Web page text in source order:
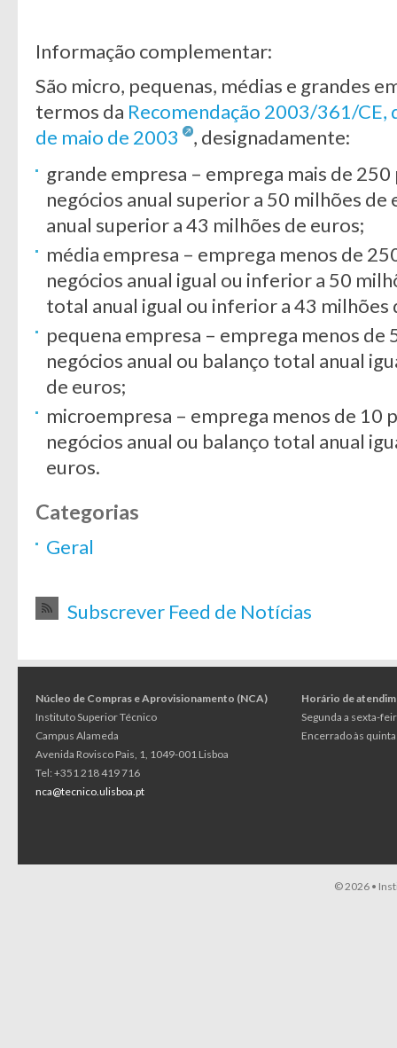
Informação complementar:
São micro, pequenas, médias e grandes
termos da Recomendação 2003/361/CE,
de maio de 2003
, designadamente:
grande empresa – emprega mais de
negócios anual superior a 50 milhões
anual superior a 43 milhões de euros;
média empresa – emprega menos de
negócios anual igual ou inferior a 50
total anual igual ou inferior a 43 milhões
pequena empresa – emprega menos de
negócios anual ou balanço total anual
de euros;
microempresa – emprega menos de 10
negócios anual ou balanço total anual
euros.
Categorias
Geral
Subscrever Feed de Notícias
Núcleo de Compras e Aprovisionamento (NCA)
Instituto Superior Técnico
Campus Alameda
Avenida Rovisco Pais, 1, 1049-001 Lisboa
Tel: +351 218 419 716
nca@tecnico.ulisboa.pt
Horário de
Segunda a sexta-
Encerrado às
© 2026 •